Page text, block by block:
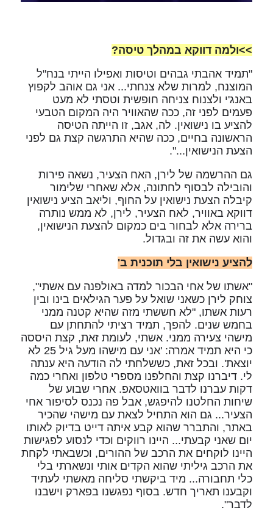
>>ולמה דווקא במהלך טיסה?
"תמיד אהבתי גבהים וטיסות ואפילו הייתי בנח"ל
המוצנח, למרות שלא צנחתי... אני גם אוהב לקפוץ
באנג'י ולצנוח צניחה חופשית וטסתי לא מעט
פעמים לפני זה, ככה שהאוויר היה המקום הטבעי
להציע בו נישואין. לה, אגב, זו הייתה הטיסה
הראשונה בחיים, ככה שהיא התרגשה קצת גם לפני
הצעת הנישואין...".
גם ההרשמה של לירן, האח הצעיר, נשאה פירות
והובילה לבסוף לחתונה, אלא שאחרי שלימור
קיבלה הצעת נישואין על החוף, וליאב הציע נישואין
דווקא באוויר, לאח הצעיר, לירן, לא ממש נותרה
ברירה אלא לבחור בים כמקום להצעת הנישואין,
והוא עשה את זה ובגדול.
להציע נישואין בלי תוכנית ב'
"אשתו של אחי הבכור למדה באולפנה עם אשתי",
צוחק לירן כשאני שואל על פער הגילאים בינו ובין
רעות אשתו, "לא חששתי מזה שהיא קטנה ממני
בחמש שנים. להפך, תמיד רציתי להתחתן עם
מישהי צעירה ממני. אשתי, לעומת זאת, קצת היססה
כי היא תמיד אמרה: 'אני עם מישהו מעל גיל 25 לא
יוצאת'. ובכל זאת, כששלחתי לה הודעה היא ענתה
לי. דיברנו קצת והחלפנו מספרי טלפון ואחרי כמה
דקות עברנו לדבר בוואטסאפ. אחרי שבוע של
שיחות החלטנו להיפגש, אבל פה נכנס לסיפור אחי
הצעיר... גם הוא התחיל לצאת עם מישהי שהכיר
באתר, והתברר שהוא קבע איתה דייט בדיוק לאותו
יום שאני קבעתי... היינו רווקים וכדי לנסוע לפגישות
היינו לוקחים את הרכב של ההורים, וכשבאתי לקחת
את הרכב גיליתי שהוא הקדים אותי ונשארתי בלי
כלי תחבורה... מיד ביקשתי סליחה מאשתי לעתיד
וקבענו תאריך חדש. בסוף נפגשנו בפארק וישבנו
לדבר".